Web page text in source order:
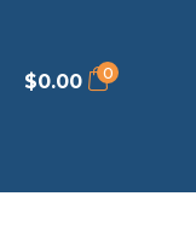
$0.00 0